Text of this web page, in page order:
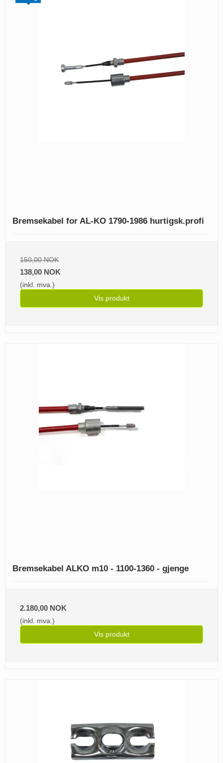
Bremsekabel for AL-KO 1790-1986 hurtigsk.profi
150,00 NOK
138,00 NOK
(inkl. mva.)
Vis produkt
Bremsekabel ALKO m10 - 1100-1360 - gjenge
2.180,00 NOK
(inkl. mva.)
Vis produkt